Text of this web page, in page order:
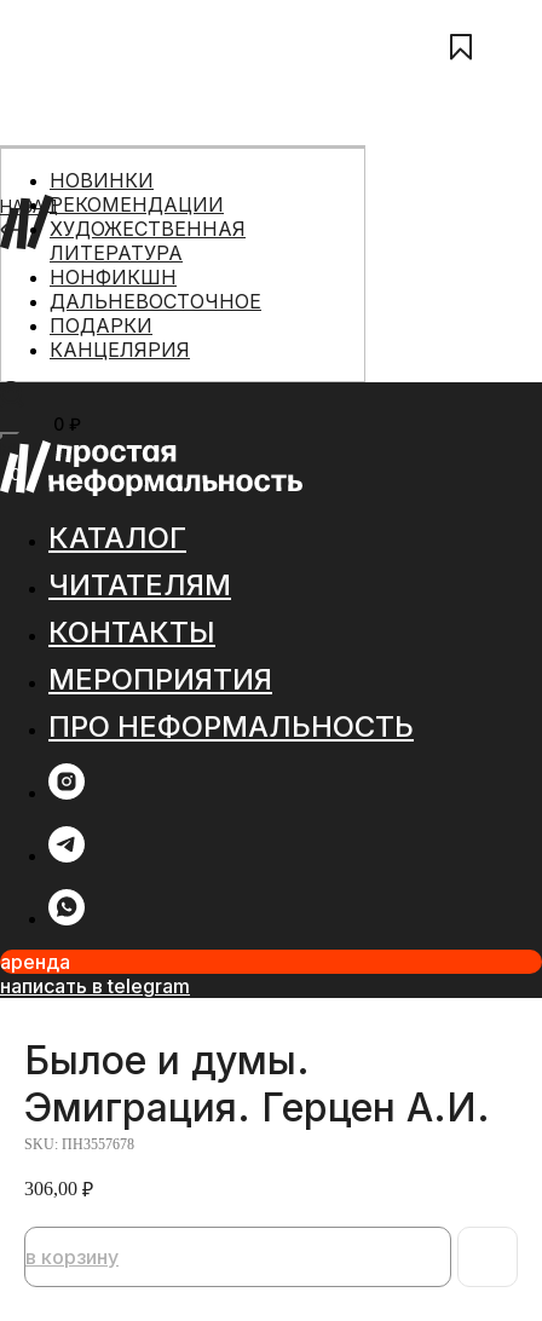
0 ₽
МЕНЮ
0
НАЗАД
НОВИНКИ
РЕКОМЕНДАЦИИ
ХУДОЖЕСТВЕННАЯ
ЛИТЕРАТУРА
НОНФИКШН
ДАЛЬНЕВОСТОЧНОЕ
ПОДАРКИ
КАНЦЕЛЯРИЯ
КАТАЛОГ
ЧИТАТЕЛЯМ
КОНТАКТЫ
МЕРОПРИЯТИЯ
ПРО НЕФОРМАЛЬНОСТЬ
аренда
написать в telegram
Былое и думы.
Эмиграция. Герцен А.И.
SKU: ПН3557678
306,00 ₽
в корзину